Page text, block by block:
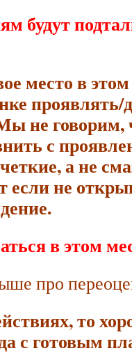
будут
место в
не говорим,
с
а не
если не
в этом
про
то
с готовым